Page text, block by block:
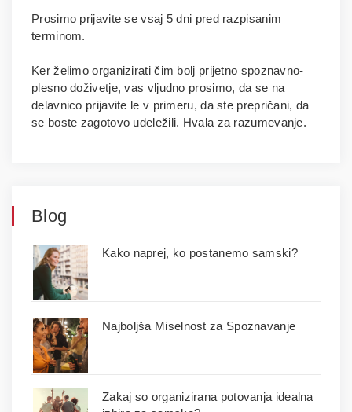
Prosimo prijavite se vsaj 5 dni pred razpisanim
terminom.
Ker želimo organizirati čim bolj prijetno spoznavno-
plesno doživetje, vas vljudno prosimo, da se na
delavnico prijavite le v primeru, da ste prepričani, da
se boste zagotovo udeležili. Hvala za razumevanje.
Blog
Kako naprej, ko postanemo samski?
Najboljša Miselnost za Spoznavanje
Zakaj so organizirana potovanja idealna